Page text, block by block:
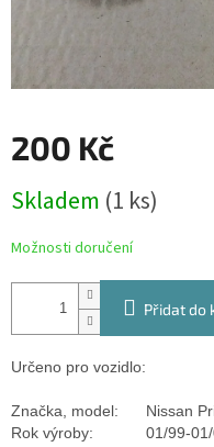
200 Kč
cena:
Skladem (1 ks)
Možnosti doručení
Přidat do
Určeno pro vozidlo:
Značka, model:
Nissan
Rok výroby:
01/99-